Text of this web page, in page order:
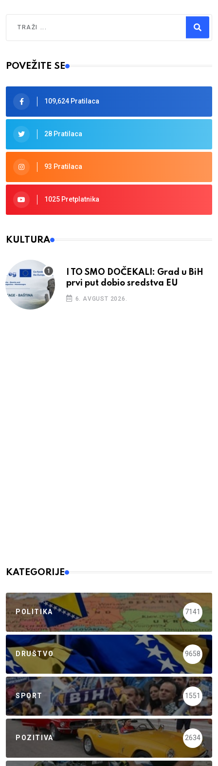
Type 2 or more characters for results.
POVEŽITE SE
109,624 Pratilaca
28 Pratilaca
93 Pratilaca
1025 Pretplatnika
KULTURA
I TO SMO DOČEKALI: Grad u BiH
prvi put dobio sredstva EU
6. AVGUST 2026.
KATEGORIJE
POLITIKA 7141
DRUŠTVO 9658
SPORT 1551
POZITIVA 2634